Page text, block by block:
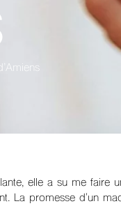
attentes concernant
travail est de grande